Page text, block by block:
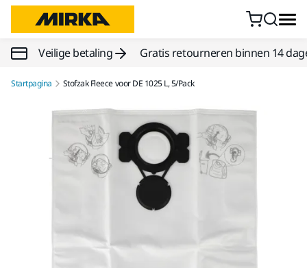
Doorgaan naar inhoud
Veilige betaling Gratis retourneren binnen 14
Startpagina Stofzak Fleece voor DE 1025 L, 5/Pack